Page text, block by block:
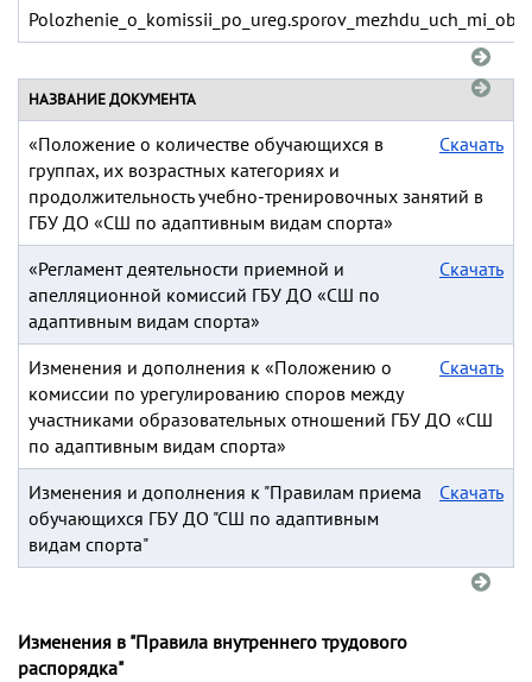
НАЗВАНИЕ ДОКУМЕНТА
Скачать
«Положение о количестве обучающихся в
группах, их возрастных категориях и
продолжительность учебно-тренировочных занятий в
ГБУ ДО «СШ по адаптивным видам спорта»
Скачать
«Регламент деятельности приемной и
апелляционной комиссий ГБУ ДО «СШ по
адаптивным видам спорта»
Скачать
Изменения и дополнения к «Положению о
комиссии по урегулированию споров между
участниками образовательных отношений ГБУ ДО «СШ
по адаптивным видам спорта»
Скачать
Изменения и дополнения к "Правилам приема
обучающихся ГБУ ДО "СШ по адаптивным
видам спорта"
Изменения в "Правила внутреннего трудового
распорядка"